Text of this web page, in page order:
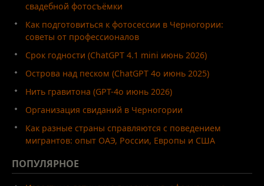
свадебной фотосъёмки
Как подготовиться к фотосессии в Черногории:
советы от профессионалов
Срок годности (ChatGPT 4.1 mini июнь 2026)
Острова над песком (ChatGPT 4o июнь 2025)
Нить гравитона (GPT-4o июнь 2026)
Организация свиданий в Черногории
Как разные страны справляются с поведением
мигрантов: опыт ОАЭ, России, Европы и США
ПОПУЛЯРНОЕ